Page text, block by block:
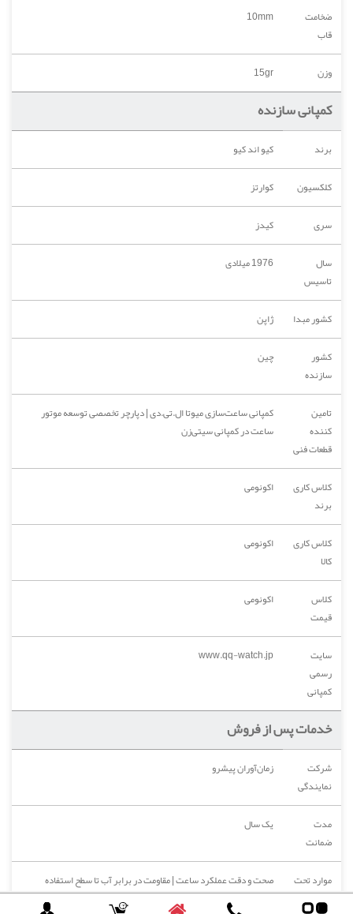
ضخامت
قاب
10mm
وزن 15gr
کمپانی سازنده
برند
کیو اند کیو
کلکسیون
کوارتز
سری
کیدز
سال
تاسیس
1976 میلادی
کشور مبدا
ژاپن
کشور
سازنده
چین
تامین
کننده
قطعات فنی
کمپانی ساعت‌سازی میوتا ال.تی.دی | دپارچر تخصصی توسعه موتور
ساعت در کمپانی سیتی‌زن
کلاس کاری
برند
اکونومی
کلاس کاری
کالا
اکونومی
کلاس
قیمت
اکونومی
سایت
رسمی
کمپانی
www.qq-watch.jp
خدمات پس از فروش
شرکت
نمایندگی
زمان‌آوران پیشرو
مدت
ضمانت
یک سال
موارد تحت
پوشش
صحت و دقت عملکرد ساعت | مقاومت در برابر آب تا سطح استفاده
استاندارد در مجاورت آب با رعایت محدودیت‌های متناظر با ضدآب 10